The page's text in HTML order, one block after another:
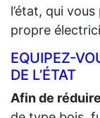
l’état, qui
propre
EQUIPEZ-
DE L’ÉTAT
Afin de